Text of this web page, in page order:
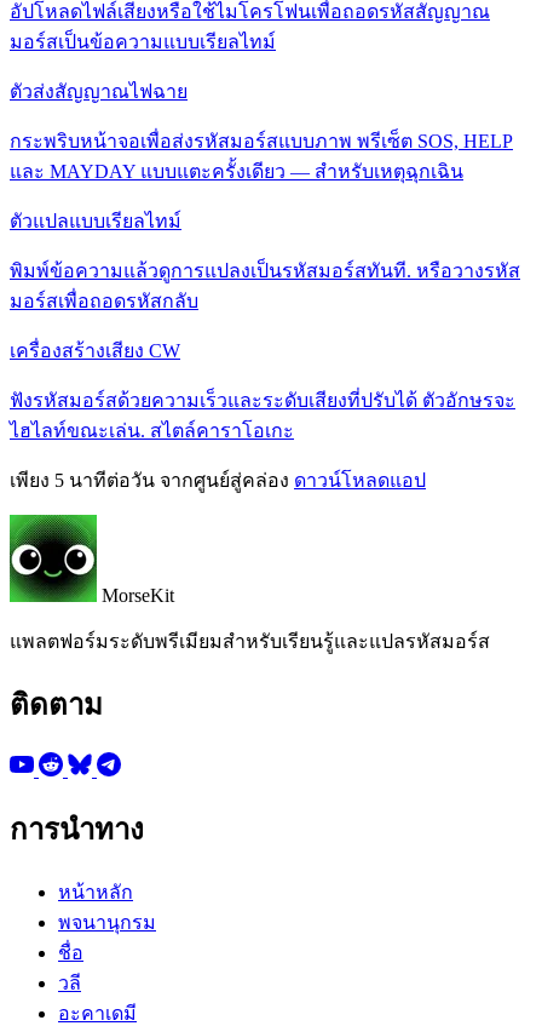
อัปโหลดไฟล์เสียงหรือใช้ไมโครโฟนเพื่อถอดรหัสสัญญาณ
มอร์สเป็นข้อความแบบเรียลไทม์
ตัวส่งสัญญาณไฟฉาย
กระพริบหน้าจอเพื่อส่งรหัสมอร์สแบบภาพ พรีเซ็ต SOS, HELP
และ MAYDAY แบบแตะครั้งเดียว — สำหรับเหตุฉุกเฉิน
ตัวแปลแบบเรียลไทม์
พิมพ์ข้อความแล้วดูการแปลงเป็นรหัสมอร์สทันที. หรือวางรหัส
มอร์สเพื่อถอดรหัสกลับ
เครื่องสร้างเสียง CW
ฟังรหัสมอร์สด้วยความเร็วและระดับเสียงที่ปรับได้ ตัวอักษรจะ
ไฮไลท์ขณะเล่น. สไตล์คาราโอเกะ
เพียง 5 นาทีต่อวัน จากศูนย์สู่คล่อง ดาวน์โหลดแอป
MorseKit
แพลตฟอร์มระดับพรีเมียมสำหรับเรียนรู้และแปลรหัสมอร์ส
ติดตาม
การนำทาง
หน้าหลัก
พจนานุกรม
ชื่อ
วลี
อะคาเดมี